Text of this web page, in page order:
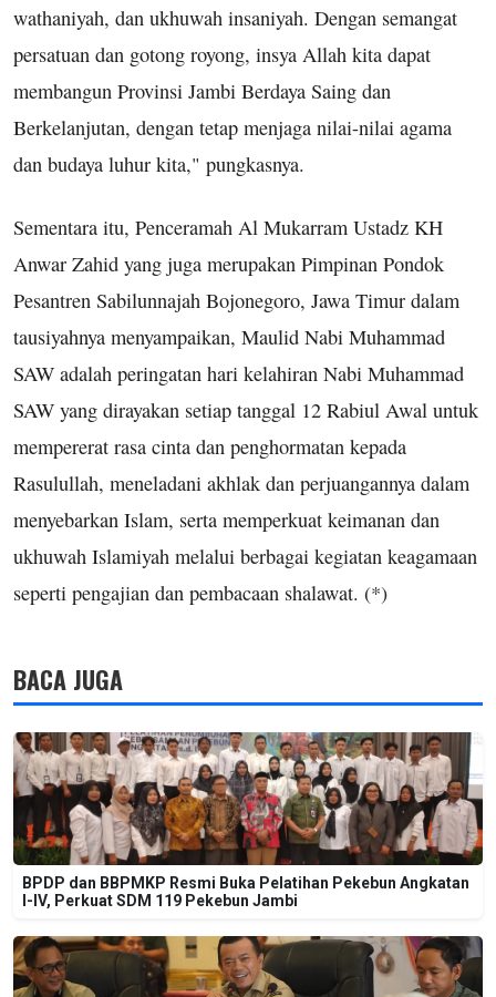
wathaniyah, dan ukhuwah insaniyah. Dengan semangat
persatuan dan gotong royong, insya Allah kita dapat
membangun Provinsi Jambi Berdaya Saing dan
Berkelanjutan, dengan tetap menjaga nilai-nilai agama
dan budaya luhur kita," pungkasnya.
Sementara itu, Penceramah Al Mukarram Ustadz KH
Anwar Zahid yang juga merupakan Pimpinan Pondok
Pesantren Sabilunnajah Bojonegoro, Jawa Timur dalam
tausiyahnya menyampaikan, Maulid Nabi Muhammad
SAW adalah peringatan hari kelahiran Nabi Muhammad
SAW yang dirayakan setiap tanggal 12 Rabiul Awal untuk
mempererat rasa cinta dan penghormatan kepada
Rasulullah, meneladani akhlak dan perjuangannya dalam
menyebarkan Islam, serta memperkuat keimanan dan
ukhuwah Islamiyah melalui berbagai kegiatan keagamaan
seperti pengajian dan pembacaan shalawat. (*)
BACA JUGA
BPDP dan BBPMKP Resmi Buka Pelatihan Pekebun Angkatan
I-IV, Perkuat SDM 119 Pekebun Jambi